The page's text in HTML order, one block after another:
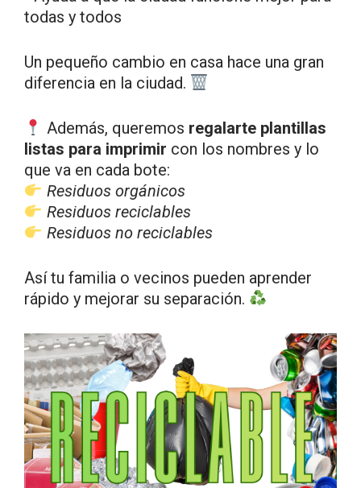
todas y todos
Un pequeño cambio en casa hace una gran
diferencia en la ciudad.
Además, queremos regalarte plantillas
listas para imprimir con los nombres y lo
que va en cada bote:
Residuos orgánicos
Residuos reciclables
Residuos no reciclables
Así tu familia o vecinos pueden aprender
rápido y mejorar su separación.